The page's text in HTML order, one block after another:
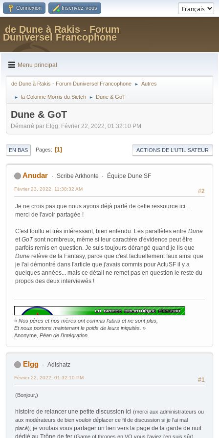
Connexion Inscrivez-vous
de Dune à Rakis - Forum
Duniversel Francophone
Menu principal
de Dune à Rakis - Forum Duniversel Francophone ► Autres
► la Colonne Morris du Sietch ► Dune & GoT
Dune & GoT
Démarré par Elgg, Février 22, 2022, 01:32:10 PM
EN BAS Pages 1 ACTIONS DE L'UTILISATEUR
Anudar Scribe Arkhonte Équipe Dune SF
#2
Février 23, 2022, 11:38:32 AM
Je ne crois pas que nous ayons déjà parlé de cette ressource ici...
merci de l'avoir partagée !
C'est touffu et très intéressant, bien entendu. Les parallèles entre Dune
etGoTsont nombreux, même si leur caractère d'évidence peut être
parfois remis en question. Je suis toujours dérangé quand je lis que
Dune relève de la Fantasy, parce que c'est factuellement faux ainsi que
je l'ai démontré dans l'article que j'avais commis pour ActuSF il y a
quelques années... mais ce détail ne remet pas en question le reste du
propos des deux interviewés !
« Nos pères et nos mères ont commis l'ubris et ne sont plus,
Et nous portons maintenant le poids de leurs iniquités. »
Anonyme, Péan de l'Intégration
Elgg Adishatz
#1
Février 22, 2022, 01:32:10 PM
(Bonjour,)
histoire de relancer une petite discussion ici (merci aux administrateurs ou
aux modérateurs de bien vouloir déplacer ce fil de discussion si je l'ai mal
placé), je voulais vous partager un lien vers la page de la garde de nuit
(Game of thrones en VO vous l'aviez j'en suis sûr)